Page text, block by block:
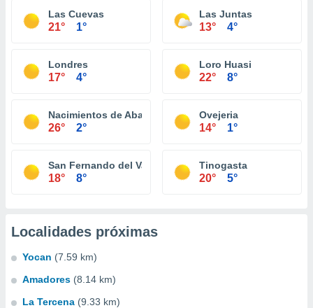
Las Cuevas
21° 1°
Las Juntas
13° 4°
Londres
17° 4°
Loro Huasi
22° 8°
Nacimientos de Abajo
26° 2°
Ovejeria
14° 1°
San Fernando del Valle de Catamarca
18° 8°
Tinogasta
20° 5°
Localidades próximas
Yocan (7.59 km)
Amadores (8.14 km)
La Tercena (9.33 km)